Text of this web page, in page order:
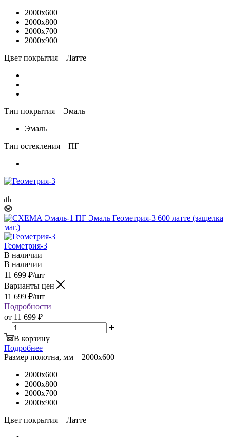
2000x600
2000x800
2000x700
2000x900
Цвет покрытия—Латте
Тип покрытия—Эмаль
Эмаль
Тип остекления—ПГ
Геометрия-3
В наличии
В наличии
11 699 ₽/шт
Варианты цен
11 699 ₽/шт
Подробности
от 11 699 ₽
В корзину
Подробнее
Размер полотна, мм—2000x600
2000x600
2000x800
2000x700
2000x900
Цвет покрытия—Латте